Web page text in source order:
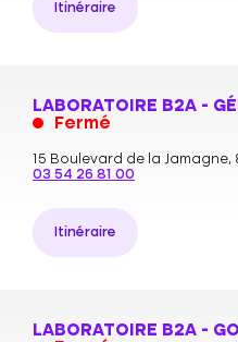
Itinéraire
LABORATOIRE B2A -
Fermé
15 Boulevard de la Jamagne,
03 54 26 81 00
Itinéraire
LABORATOIRE B2A -